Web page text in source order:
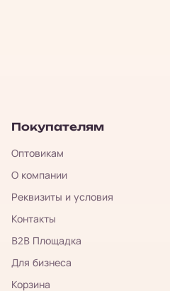
Покупателям
Оптовикам
О компании
Реквизиты и условия
Контакты
B2B Площадка
Для бизнеса
Корзина